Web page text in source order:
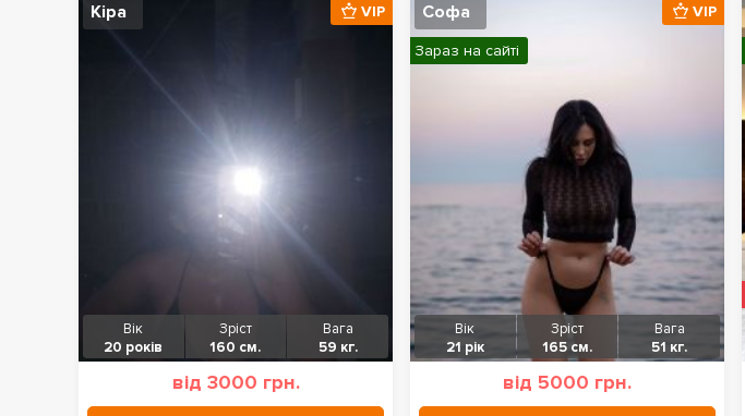
Кіра
Вік
20 років
Зріст
160 см.
Вага
59 кг.
від 3000 грн.
VIP Софа
Вік
21 рік
Зріст
165 см.
Вага
51 кг.
від 5000 грн.
VIP
Зараз на сайті